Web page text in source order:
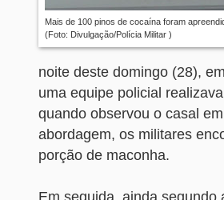
Mais de 100 pinos de cocaína foram
(Foto: Divulgação/Polícia Militar )
noite deste domingo (28),
uma equipe policial
quando observou o casal
abordagem, os militares
porção de maconha.
Em seguida, ainda